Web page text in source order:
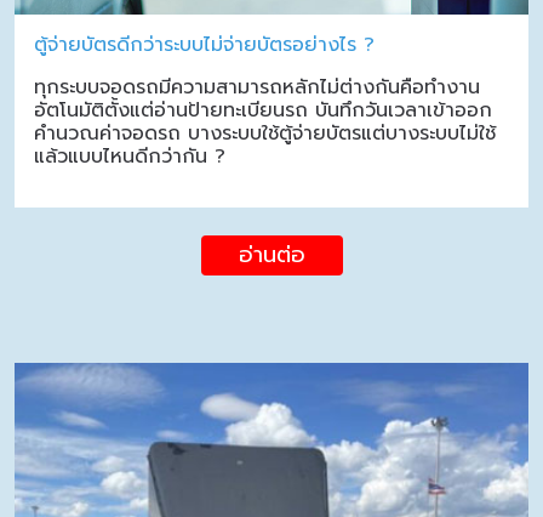
ตู้จ่ายบัตรดีกว่าระบบไม่จ่ายบัตรอย่างไร ?
ทุกระบบจอดรถมีความสามารถหลักไม่ต่างกันคือทำงาน
อัตโนมัติตั้งแต่อ่านป้ายทะเบียนรถ บันทึกวันเวลาเข้าออก
คำนวณค่าจอดรถ บางระบบใช้ตู้จ่ายบัตรแต่บางระบบไม่ใช้
แล้วแบบไหนดีกว่ากัน ?
อ่านต่อ